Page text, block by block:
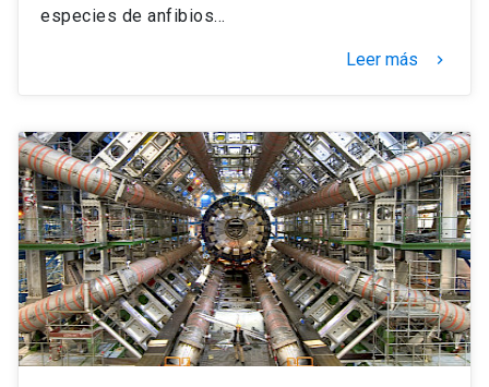
especies de anfibios…
Leer más keyboard_arrow_right